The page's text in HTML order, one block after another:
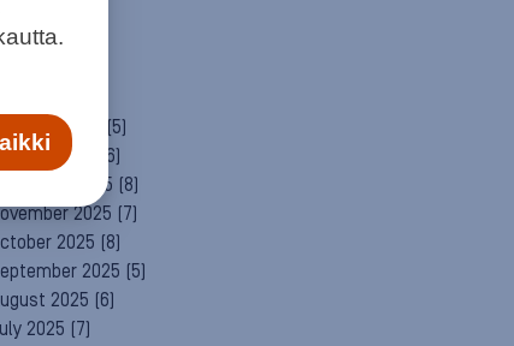
2026
2026
February 2026
(5)
2026
(6)
December 2025 (8)
2025 (7)
2025 (8)
2025 (5)
2025 (6)
2025 (7)